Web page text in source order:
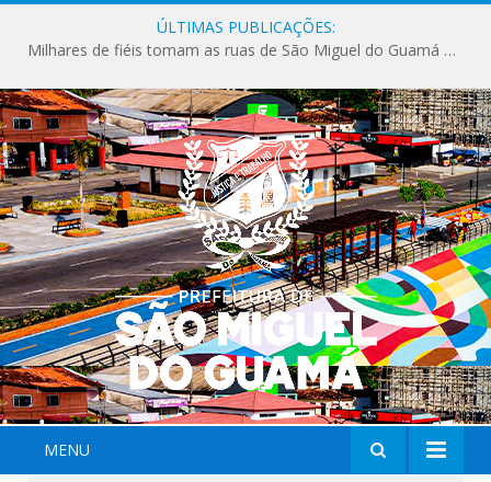
ÚLTIMAS PUBLICAÇÕES:
Milhares de fiéis tomam as ruas de São Miguel do Guamá em uma grande celebração de fé na Marcha para Jesus 2026.
MENU